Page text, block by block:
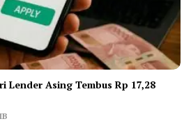
Lender Asing Tembus Rp 17,28